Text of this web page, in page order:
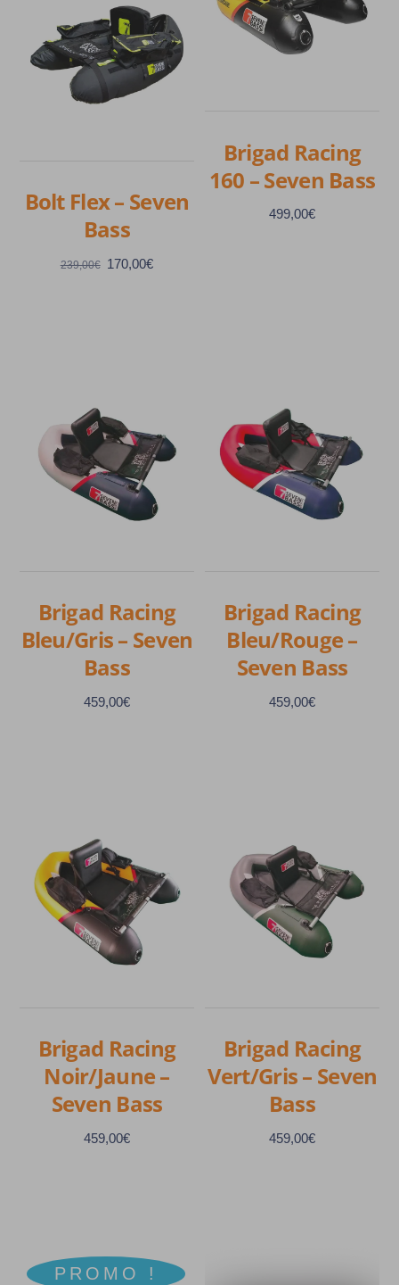
Bolt Flex – Seven
Bass
239,00€ Le
170,00€Le
Brigad Racing
160 – Seven Bass
499,00€
Brigad Racing
Bleu/Gris – Seven
Bass
459,00€
Brigad Racing
Bleu/Rouge –
Seven Bass
459,00€
Brigad Racing
Noir/Jaune –
Seven Bass
459,00€
Brigad Racing
Vert/Gris – Seven
Bass
459,00€
PROMO !